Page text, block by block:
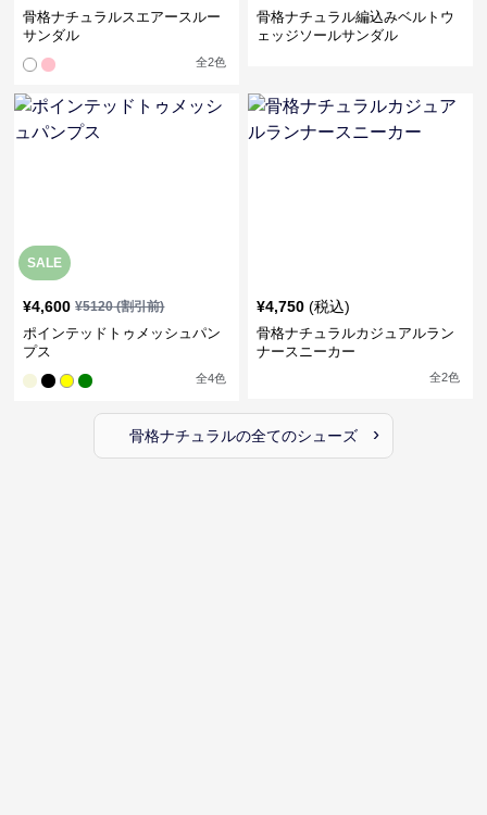
骨格ナチュラルスエアースルー
サンダル
全2色
骨格ナチュラル編込みベルトウ
ェッジソールサンダル
SALE
¥4,600 ¥5120(割引前)
ポインテッドトゥメッシュパン
プス
全4色
¥4,750 (税込)
骨格ナチュラルカジュアルラン
ナースニーカー
全2色
骨格ナチュラルの全てのシューズ ›